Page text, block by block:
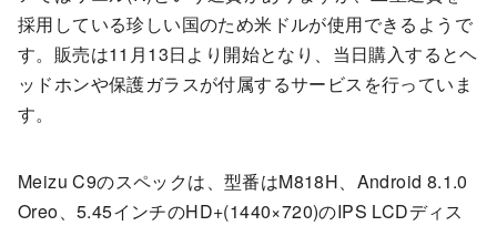
採用している珍しい国のため米ドルが使用できるようで
す。販売は11月13日より開始となり、当日購入するとヘ
ッドホンや保護ガラスが付属するサービスを行っていま
す。
Meizu C9のスペックは、型番はM818H、Android 8.1.0
Oreo、5.45インチのHD+(1440×720)のIPS LCDディス